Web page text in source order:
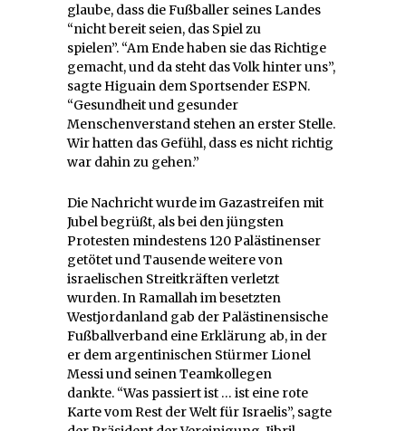
glaube, dass die Fußballer seines Landes
“nicht bereit seien, das Spiel zu
spielen”. “Am Ende haben sie das Richtige
gemacht, und da steht das Volk hinter uns”,
sagte Higuain dem Sportsender ESPN.
“Gesundheit und gesunder
Menschenverstand stehen an erster Stelle.
Wir hatten das Gefühl, dass es nicht richtig
war dahin zu gehen.”
Die Nachricht wurde im Gazastreifen mit
Jubel begrüßt, als bei den jüngsten
Protesten mindestens 120 Palästinenser
getötet und Tausende weitere von
israelischen Streitkräften verletzt
wurden. In Ramallah im besetzten
Westjordanland gab der Palästinensische
Fußballverband eine Erklärung ab, in der
er dem argentinischen Stürmer Lionel
Messi und seinen Teamkollegen
dankte. “Was passiert ist … ist eine rote
Karte vom Rest der Welt für Israelis”, sagte